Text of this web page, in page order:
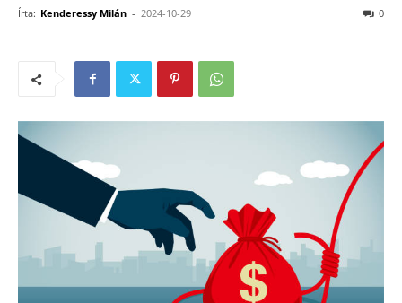
Írta: Kenderessy Milán - 2024-10-29 0